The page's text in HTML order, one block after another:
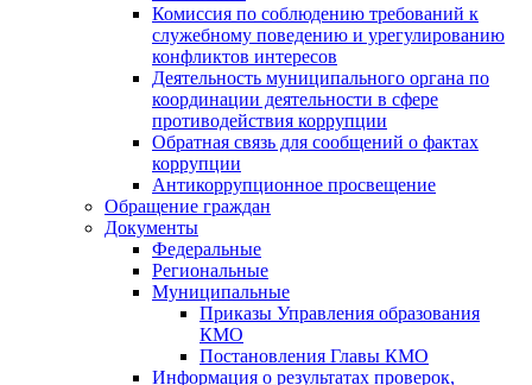
Комиссия по соблюдению требований к
служебному поведению и урегулированию
конфликтов интересов
Деятельность муниципального органа по
координации деятельности в сфере
противодействия коррупции
Обратная связь для сообщений о фактах
коррупции
Антикоррупционное просвещение
Обращение граждан
Документы
Федеральные
Региональные
Муниципальные
Приказы Управления образования
КМО
Постановления Главы КМО
Информация о результатах проверок,